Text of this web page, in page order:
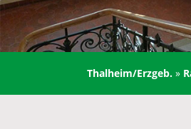
Thalheim/Erzgeb. »